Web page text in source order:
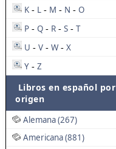
K - L - M - N - O
P - Q - R - S - T
U - V - W - X
Y - Z
Libros en español por
origen
Alemana (267)
Americana (881)